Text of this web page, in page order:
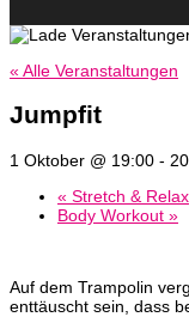
« Alle Veranstaltungen
Jumpfit
1 Oktober @ 19:00 -
« Stretch & Relax
Body Workout »
Auf dem Trampolin
enttäuscht sein, dass